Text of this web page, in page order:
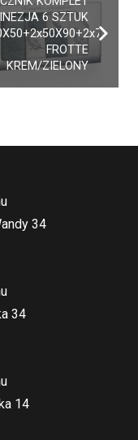
6 SZTUK
FROTTE
KREM/ZIELONY
34
34
14